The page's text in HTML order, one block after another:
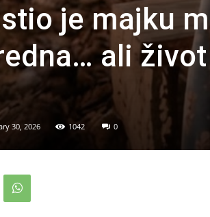
je majku
ali
30, 2026 1042 0